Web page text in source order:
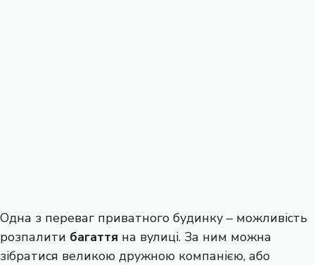
Одна з переваг приватного будинку – можливість
розпалити багаття на вулиці. За ним можна
зібратися великою дружною компанією, або